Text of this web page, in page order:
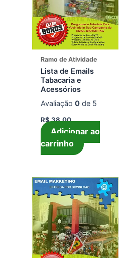
Ramo de Atividade
Lista de Emails
Tabacaria e
Acessórios
Avaliação0 de 5
R$38,00
Adicionar ao
carrinho